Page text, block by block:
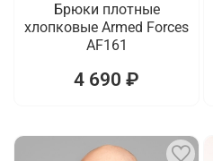
Брюки плотные
хлопковые Armed Forces
AF161
4 690 ₽